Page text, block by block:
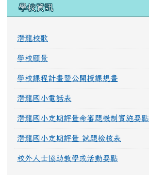
學校資訊
潛龍校歌
學校願景
學校課程計畫暨公開授課規畫
潛龍國小電話表
潛龍國小定期評量命審題機制實施要點
潛龍國小定期評量 試題檢核表
校外人士協助教學或活動要點